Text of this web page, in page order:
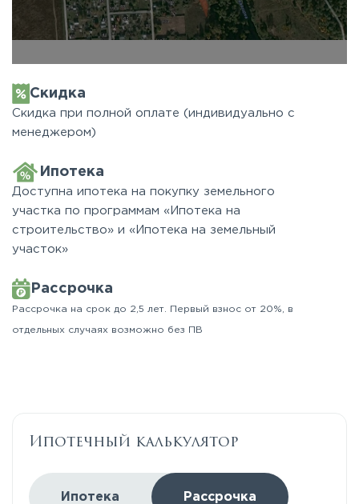
Скидка
Скидка при полной оплате (индивидуально с
менеджером)
Ипотека
Доступна ипотека на покупку земельного
участка по программам «Ипотека на
строительство» и «Ипотека на земельный
участок»
Рассрочка
Рассрочка на срок до 2,5 лет. Первый взнос от 20%, в
отдельных случаях возможно без ПВ
Ипотечный калькулятор
Ипотека Рассрочка